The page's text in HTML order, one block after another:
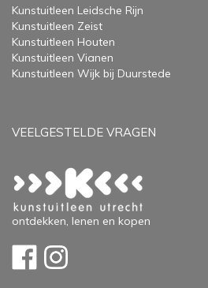
Kunstuitleen Leidsche Rijn
Kunstuitleen Zeist
Kunstuitleen Houten
Kunstuitleen Vianen
Kunstuitleen Wijk bij Duurstede
VEELGESTELDE VRAGEN
ontdekken, lenen en kopen